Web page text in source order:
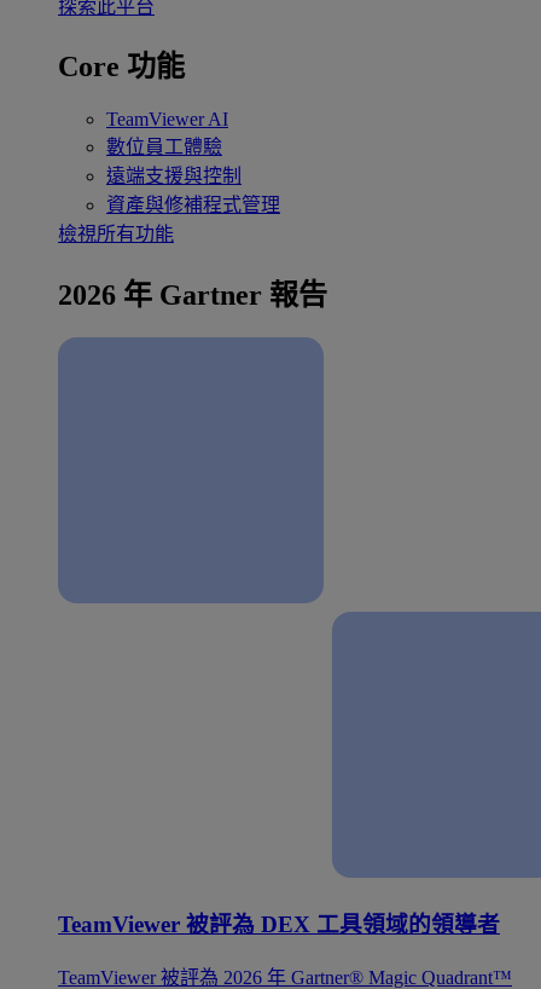
探索此平台
Core 功能
TeamViewer AI
數位員工體驗
遠端支援與控制
資產與修補程式管理
檢視所有功能
2026 年 Gartner 報告
TeamViewer 被評為 DEX 工具領域的領導者
TeamViewer 被評為 2026 年 Gartner® Magic Quadrant™